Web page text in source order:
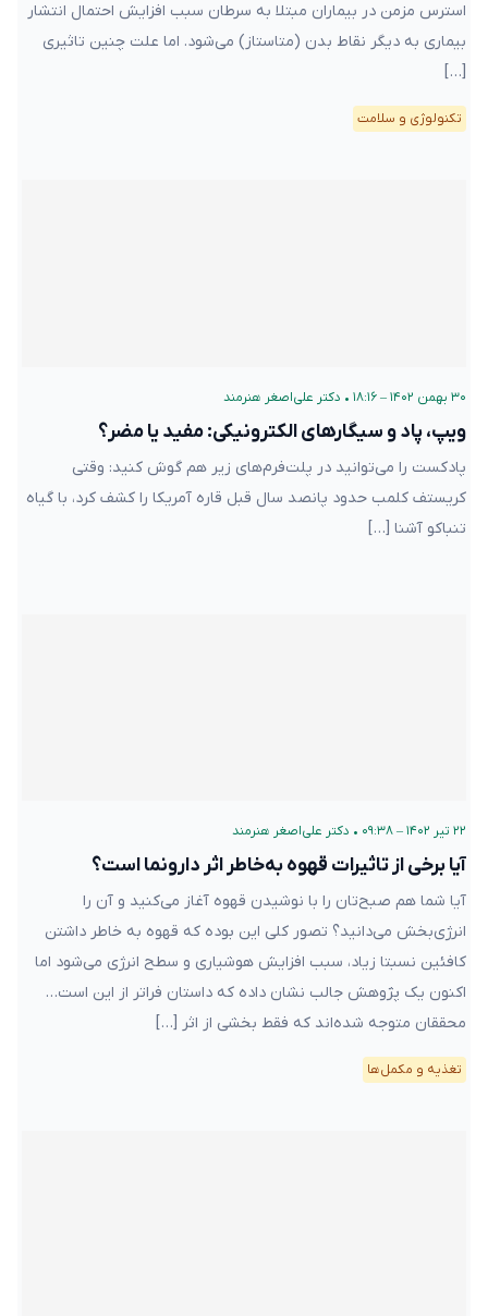
استرس مزمن در بیماران مبتلا به سرطان سبب افزایش احتمال انتشار
بیماری به دیگر نقاط بدن (متاستاز) می‌شود. اما علت چنین تاثیری
[…]
تکنولوژی و سلامت
۳۰ بهمن ۱۴۰۲ – ۱۸:۱۶ • دکتر علی‌اصغر هنرمند
ویپ، پاد و سیگارهای الکترونیکی: مفید یا مضر؟
پادکست را می‌توانید در پلت‌فرم‌های زیر هم گوش کنید: وقتی
کریستف کلمب حدود پانصد سال قبل قاره آمریکا را کشف کرد، با گیاه
تنباکو آشنا […]
۲۲ تیر ۱۴۰۲ – ۰۹:۳۸ • دکتر علی‌اصغر هنرمند
آیا برخی از تاثیرات قهوه به‌خاطر اثر دارونما است؟
آیا شما هم صبح‌تان را با نوشیدن قهوه آغاز می‌کنید و آن را
انرژی‌بخش می‌دانید؟ تصور کلی این بوده که قهوه به خاطر داشتن
کافئین نسبتا زیاد، سبب افزایش هوشیاری و سطح انرژی می‌شود اما
اکنون یک پژوهش جالب نشان داده که داستان فراتر از این است…
محققان متوجه‌ شده‌اند که فقط بخشی از اثر […]
تغذیه و مکمل‌ها